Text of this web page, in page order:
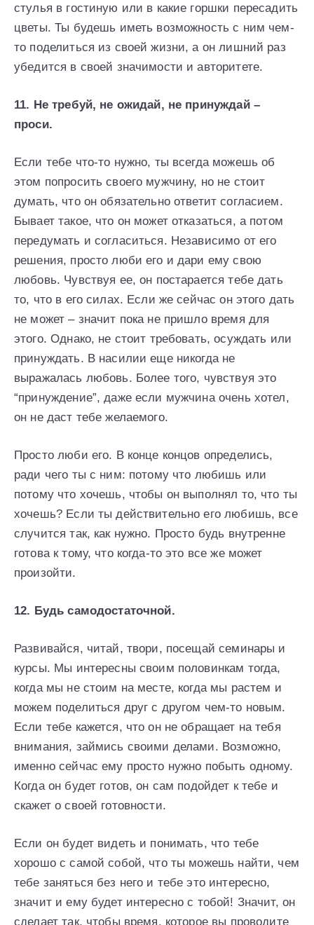
стулья в гостиную или в какие горшки пересадить
цветы. Ты будешь иметь возможность с ним чем-
то поделиться из своей жизни, а он лишний раз
убедится в своей значимости и авторитете.
11. Не требуй, не ожидай, не принуждай –
проси.
Если тебе что-то нужно, ты всегда можешь об
этом попросить своего мужчину, но не стоит
думать, что он обязательно ответит согласием.
Бывает такое, что он может отказаться, а потом
передумать и согласиться. Независимо от его
решения, просто люби его и дари ему свою
любовь. Чувствуя ее, он постарается тебе дать
то, что в его силах. Если же сейчас он этого дать
не может – значит пока не пришло время для
этого. Однако, не стоит требовать, осуждать или
принуждать. В насилии еще никогда не
выражалась любовь. Более того, чувствуя это
“принуждение”, даже если мужчина очень хотел,
он не даст тебе желаемого.
Просто люби его. В конце концов определись,
ради чего ты с ним: потому что любишь или
потому что хочешь, чтобы он выполнял то, что ты
хочешь? Если ты действительно его любишь, все
случится так, как нужно. Просто будь внутренне
готова к тому, что когда-то это все же может
произойти.
12. Будь самодостаточной.
Развивайся, читай, твори, посещай семинары и
курсы. Мы интересны своим половинкам тогда,
когда мы не стоим на месте, когда мы растем и
можем поделиться друг с другом чем-то новым.
Если тебе кажется, что он не обращает на тебя
внимания, займись своими делами. Возможно,
именно сейчас ему просто нужно побыть одному.
Когда он будет готов, он сам подойдет к тебе и
скажет о своей готовности.
Если он будет видеть и понимать, что тебе
хорошо с самой собой, что ты можешь найти, чем
тебе заняться без него и тебе это интересно,
значит и ему будет интересно с тобой! Значит, он
сделает так, чтобы время, которое вы проводите